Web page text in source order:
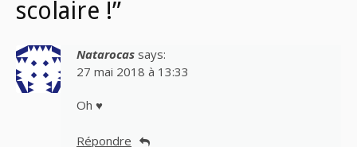
scolaire !”
Natarocas says:
27 mai 2018 à 13:33
Oh ♥
Répondre